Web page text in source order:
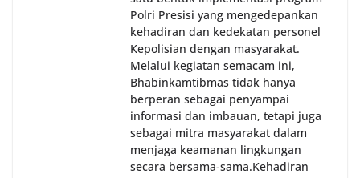
Polri Presisi yang mengedepankan
kehadiran dan kedekatan personel
Kepolisian dengan masyarakat.
Melalui kegiatan semacam ini,
Bhabinkamtibmas tidak hanya
berperan sebagai penyampai
informasi dan imbauan, tetapi juga
sebagai mitra masyarakat dalam
menjaga keamanan lingkungan
secara bersama-sama.‎‎Kehadiran